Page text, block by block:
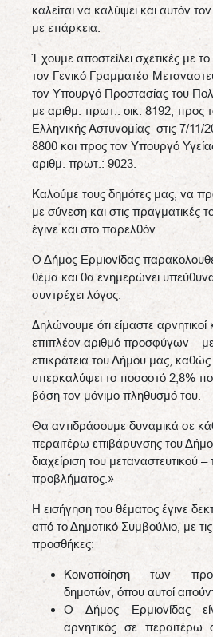
καλείται να καλύψει και αυτόν
με επάρκεια.
Έχουμε αποστείλει σχετικές με
τον Γενικό Γραμματέα
τον Υπουργό Προστασίας του
με αριθμ. πρωτ.: οικ. 8192, προς
Ελληνικής Αστυνομίας στις 7/11/
8800 και προς τον Υπουργό
αριθμ. πρωτ.: 9023.
Καλούμε τους δημότες μας, να
με σύνεση και στις πραγματικές
έγινε και στο παρελθόν.
Ο Δήμος Ερμιονίδας
θέμα και θα ενημερώνει
συντρέχει λόγος.
Δηλώνουμε ότι είμαστε αρνητικοί
επιπλέον αριθμό προσφύγων –
επικράτεια του Δήμου μας,
υπερκαλύψει το ποσοστό 2,8%
βάση τον μόνιμο πληθυσμό του.
Θα αντιδράσουμε δυναμικά σε
περαιτέρω επιβάρυνσης του
διαχείριση του μεταναστευτικού
προβλήματος.»
Η εισήγηση του θέματος έγινε
από το Δημοτικό Συμβούλιο, με
προσθήκες:
Κοινοποίηση των
δημοτών, όπου αυτοί
Ο Δήμος Ερμιονίδας
αρνητικός σε περαιτέρω